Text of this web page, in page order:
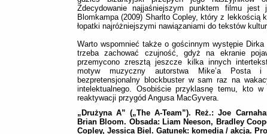
Zdecydowanie najjaśniejszym punktem filmu
Blomkampa (2009) Sharlto Copley, który z lekkością
łopatki najróżniejszymi nawiązaniami do tekstów
Warto wspomnieć także o gościnnym występie
trzeba zachować czujność, gdyż na ekranie
przemycono zresztą jeszcze kilka innych
motyw muzyczny autorstwa Mike’a Posta i
bezpretensjonalny blockbuster w sam raz na
intelektualnego. Osobiście przyklasnę temu, kto
reaktywacji przygód Angusa MacGyvera.
„Drużyna A” („The A-Team”). Reż.: Joe
Brian Bloom. Obsada: Liam Neeson, Bradley
Copley, Jessica Biel. Gatunek: komedia / akcja.